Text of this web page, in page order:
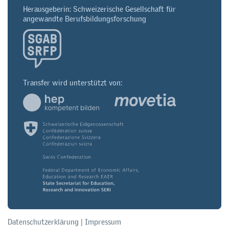
Herausgeberin: Schweizerische Gesellschaft für
angewandte Berufsbildungsforschung
Transfer wird unterstützt von:
Datenschutzerklärung | Impressum